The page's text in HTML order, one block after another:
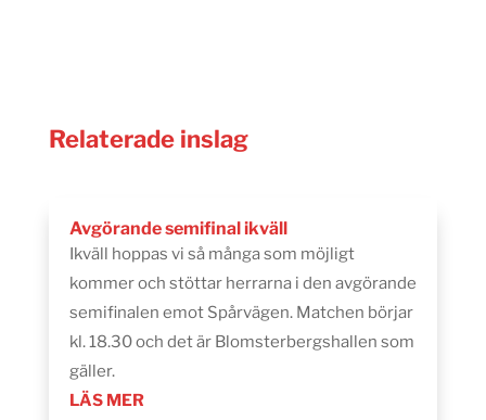
Relaterade inslag
Avgörande semifinal ikväll
Ikväll hoppas vi så många som möjligt
kommer och stöttar herrarna i den avgörande
semifinalen emot Spårvägen. Matchen börjar
kl. 18.30 och det är Blomsterbergshallen som
gäller.
LÄS MER